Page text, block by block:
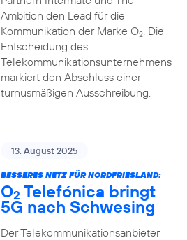
Ambition den Lead für die
Kommunikation der Marke O2. Die
Entscheidung des
Telekommunikationsunternehmens
markiert den Abschluss einer
turnusmäßigen Ausschreibung.
13. August 2025
BESSERES NETZ FÜR NORDFRIESLAND:
O2 Telefónica bringt
5G nach Schwesing
Der Telekommunikationsanbieter